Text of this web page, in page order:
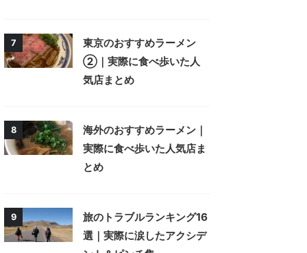
7
東京のおすすめラーメン
②｜実際に食べ歩いた人
気店まとめ
8
海外のおすすめラーメン｜
実際に食べ歩いた人気店ま
とめ
9
旅のトラブルランキング16
選｜実際に涙したアクシデ